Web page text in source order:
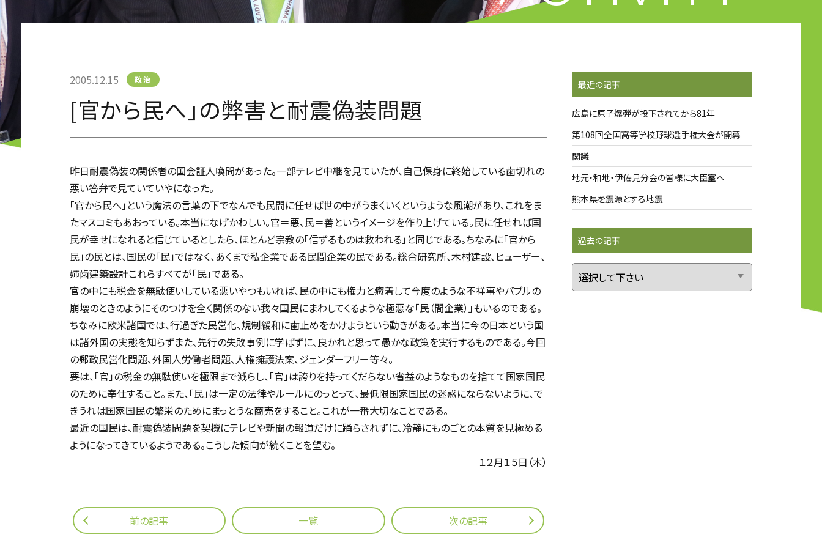
[官から民へ」の弊害と耐震偽装問題
2005.12.15 政治
昨日耐震偽装の関係者の国会証人喚問があった。一部テレビ中継を見ていたが、自己保身に終始している歯切れの
悪い答弁で見ていていやになった。
「官から民へ」という魔法の言葉の下でなんでも民間に任せば世の中がうまくいくというような風潮があり、これをま
たマスコミもあおっている。本当になげかわしい。官＝悪、民＝善というイメージを作り上げている。民に任せれば国
民が幸せになれると信じているとしたら、ほとんど宗教の「信ずるものは救われる」と同じである。ちなみに「官から
民」の民とは、国民の「民」ではなく、あくまで私企業である民間企業の民である。総合研究所、木村建設、ヒューザー、
姉歯建築設計これらすべてが「民」である。
官の中にも税金を無駄使いしている悪いやつもいれば、民の中にも権力と癒着して今度のような不祥事やバブルの
崩壊のときのようにそのつけを全く関係のない我々国民にまわしてくるような極悪な「民（間企業）」もいるのである。
ちなみに欧米諸国では、行過ぎた民営化、規制緩和に歯止めをかけようという動きがある。本当に今の日本という国
は諸外国の実態を知らずまた、先行の失敗事例に学ばずに、良かれと思って愚かな政策を実行するものである。今回
の郵政民営化問題、外国人労働者問題、人権擁護法案、ジェンダーフリー等々。
要は、「官」の税金の無駄使いを極限まで減らし、「官」は誇りを持ってくだらない省益のようなものを捨てて国家国民
のために奉仕すること。また、「民」は一定の法律やルールにのっとって、最低限国家国民の迷惑にならないように、で
きうれば国家国民の繁栄のためにまっとうな商売をすること。これが一番大切なことである。
最近の国民は、耐震偽装問題を契機にテレビや新聞の報道だけに踊らされずに、冷静にものごとの本質を見極める
ようになってきているようである。こうした傾向が続くことを望む。
１２月１５日（木）
前の記事 一覧 次の記事
最近の記事
広島に原子爆弾が投下されてから81年
第108回全国高等学校野球選手権大会が開幕
閣議
地元・和地・伊佐見分会の皆様に大臣室へ
熊本県を震源とする地震
過去の記事